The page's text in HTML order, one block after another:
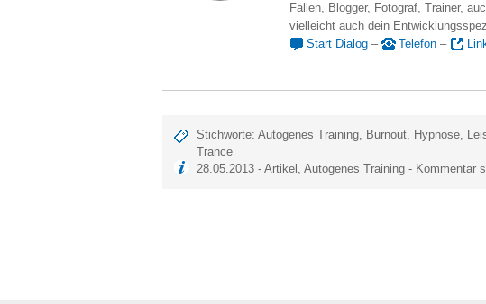
Fällen, Blogger, Fotograf, Trainer,
vielleicht auch dein
Start Dialog– Telefon–
Stichworte:Autogenes Training, Burnout, Hypnose,
Trance
28.05.2013 -Artikel ,Autogenes Training - Kommentar